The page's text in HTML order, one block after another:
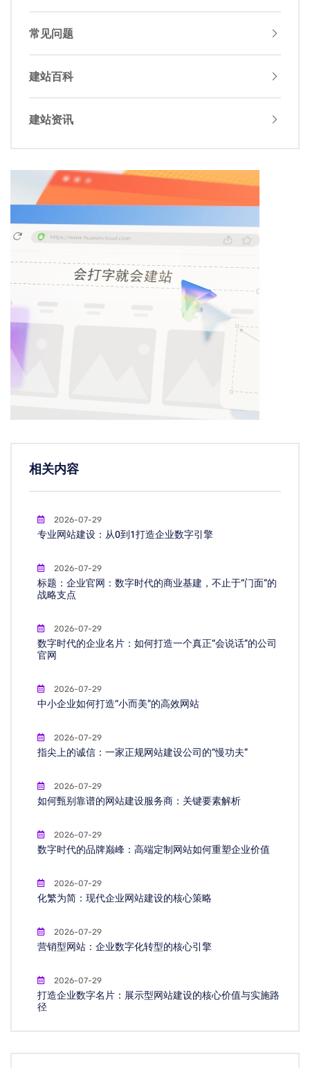
常见问题
建站百科
建站资讯
相关内容
2026-07-29
专业网站建设：从0到1打造企业数字引擎
2026-07-29
标题：企业官网：数字时代的商业基建，不止于“门面”的
战略支点
2026-07-29
数字时代的企业名片：如何打造一个真正“会说话”的公司
官网
2026-07-29
中小企业如何打造“小而美”的高效网站
2026-07-29
指尖上的诚信：一家正规网站建设公司的“慢功夫”
2026-07-29
如何甄别靠谱的网站建设服务商：关键要素解析
2026-07-29
数字时代的品牌巅峰：高端定制网站如何重塑企业价值
2026-07-29
化繁为简：现代企业网站建设的核心策略
2026-07-29
营销型网站：企业数字化转型的核心引擎
2026-07-29
打造企业数字名片：展示型网站建设的核心价值与实施路
径